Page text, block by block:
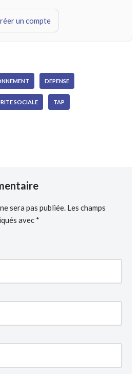
un compte
DEPENSE
SOCIALE TAP
sera pas publiée. Les champs
avec *